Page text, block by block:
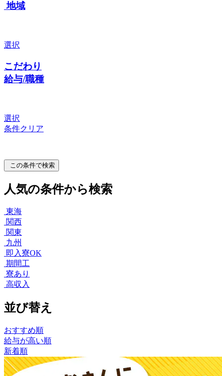
地域
選択
こだわり
給与/職種
選択
条件クリア
この条件で検索
人気の条件から検索
東海
関西
関東
九州
即入寮OK
期間工
寮あり
高収入
並び替え
おすすめ順
給与が高い順
新着順